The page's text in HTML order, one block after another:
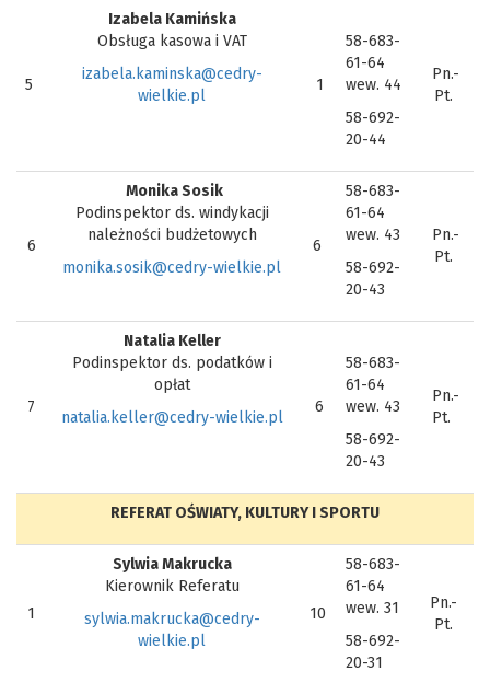
5
Izabela Kamińska
Obsługa kasowa i VAT
izabela.kaminska@cedry-
wielkie.pl
1
58-683-
61-64
wew. 44
58-692-
20-44
Pn.-
Pt.
6
Monika Sosik
Podinspektor ds. windykacji
należności budżetowych
monika.sosik@cedry-wielkie.pl
6
58-683-
61-64
wew. 43
58-692-
20-43
Pn.-
Pt.
7
Natalia Keller
Podinspektor ds. podatków i
opłat
natalia.keller@cedry-wielkie.pl
6
58-683-
61-64
wew. 43
58-692-
20-43
Pn.-
Pt.
REFERAT OŚWIATY, KULTURY I SPORTU
1
Sylwia Makrucka
Kierownik Referatu
sylwia.makrucka@cedry-
wielkie.pl
10
58-683-
61-64
wew. 31
58-692-
20-31
Pn.-
Pt.